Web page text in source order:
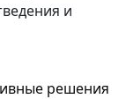
и
решения